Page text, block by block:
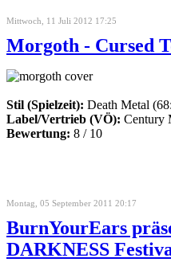
Mittwoch, 11 Juli 2012 17:25
Morgoth - Cursed
Stil (Spielzeit): Death Metal
Label/Vertrieb (VÖ): Century
Bewertung: 8 / 10
Montag, 05 September 2011 20:17
BurnYourEars
DARKNESS